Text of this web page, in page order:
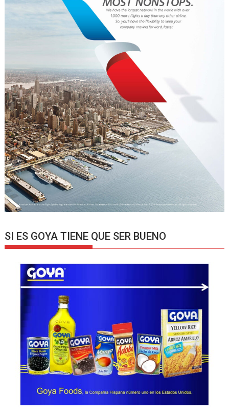
SI ES GOYA TIENE QUE SER BUENO